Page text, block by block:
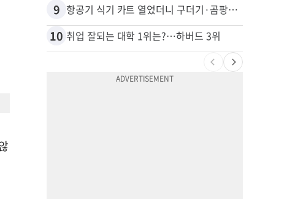
9 항공기 식기 카트 열었더니 구더기·곰팡이…LAX 기내식 업체 논란
10 취업 잘되는 대학 1위는?…하버드 3위